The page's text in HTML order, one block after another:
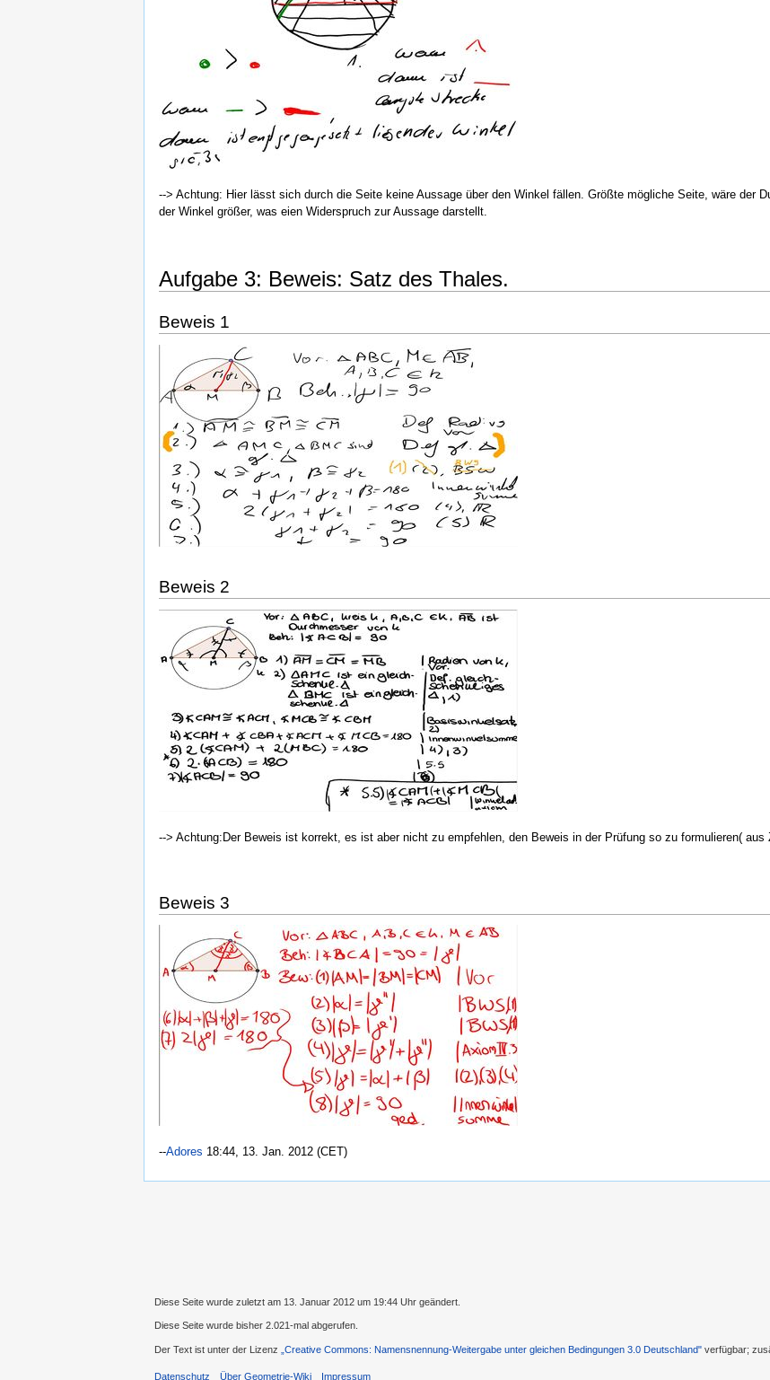
--> Achtung: Hier lässt sich durch die Seite keine Aussage über den Winkel fällen. Größte mögliche Seite, wäre der
der Winkel größer, was eien Widerspruch zur Aussage darstellt.
Aufgabe 3: Beweis: Satz des Thales.
Beweis 1
Beweis 2
--> Achtung:Der Beweis ist korrekt, es ist aber nicht zu empfehlen, den Beweis in der Prüfung so zu formulieren( aus
Beweis 3
--Adores 18:44, 13. Jan. 2012 (CET)
Diese Seite wurde zuletzt am 13. Januar 2012 um 19:44 Uhr geändert.
Diese Seite wurde bisher 2.021-mal abgerufen.
Der Text ist unter der Lizenz „Creative Commons: Namensnennung-Weitergabe unter gleichen Bedingungen 3.0 Deutschland" verfügbar;
Datenschutz Über Geometrie-Wiki Impressum